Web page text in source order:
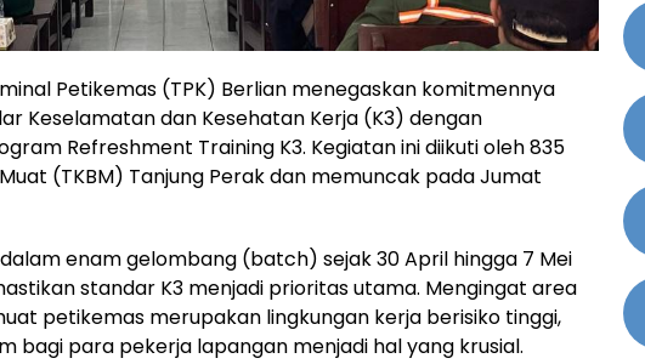
Petikemas (TPK) Berlian menegaskan komitmennya
Keselamatan dan Kesehatan Kerja (K3) dengan
Refreshment Training K3. Kegiatan ini diikuti oleh 835
(TKBM) Tanjung Perak dan memuncak pada Jumat
enam gelombang (batch) sejak 30 April hingga 7 Mei
standar K3 menjadi prioritas utama. Mengingat area
petikemas merupakan lingkungan kerja berisiko tinggi,
bagi para pekerja lapangan menjadi hal yang krusial.